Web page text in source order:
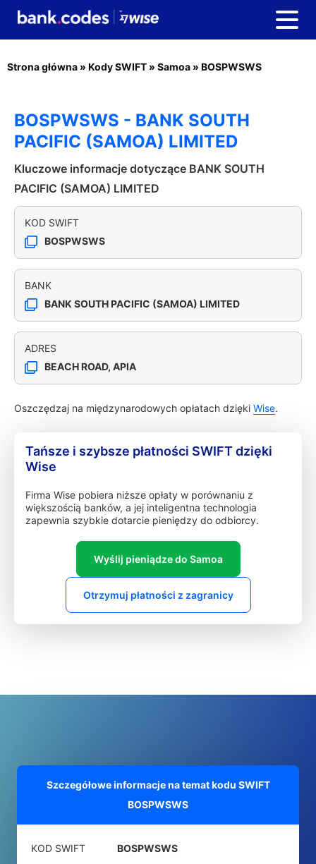
Strona główna » Kody SWIFT » Samoa » BOSPWSWS
BOSPWSWS - BANK SOUTH
PACIFIC (SAMOA) LIMITED
Kluczowe informacje dotyczące BANK SOUTH
PACIFIC (SAMOA) LIMITED
KOD SWIFT
BOSPWSWS
BANK
BANK SOUTH PACIFIC (SAMOA) LIMITED
ADRES
BEACH ROAD, APIA
Oszczędzaj na międzynarodowych opłatach dzięki Wise.
Tańsze i szybsze płatności SWIFT dzięki
Wise
Firma Wise pobiera niższe opłaty w porównaniu z
większością banków, a jej inteligentna technologia
zapewnia szybkie dotarcie pieniędzy do odbiorcy.
Wyślij pieniądze do Samoa
Otrzymuj płatności z zagranicy
Szczegółowe informacje na temat kodu SWIFT
BOSPWSWS
KOD SWIFT BOSPWSWS